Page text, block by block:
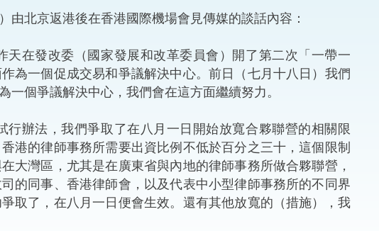
Tiếng Việt (越南語)
相互
一般
北京返港後在香港國際機場會見傳媒的談話內容：
在發改委（國家發展和改革委員會）開了第二次「一帶一
為一個促成交易和爭議解決中心。前日（七月十八日）我們
個爭議解決中心，我們會在這方面繼續努力。
辦法，我們爭取了在八月一日開始放寬合夥聯營的相關限
港的律師事務所需要出資比例不低於百分之三十，這個限制
大灣區，尤其是在廣東省與內地的律師事務所做合夥聯營，
的同事、香港律師會，以及代表中小型律師事務所的不同界
取了，在八月一日便會生效。還有其他放寬的（措施），我